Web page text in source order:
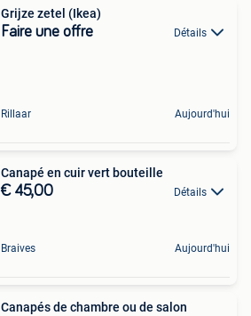
Grijze zetel (Ikea)
Faire une offre Détails
Rillaar Aujourd'hui
Canapé en cuir vert bouteille
€ 45,00 Détails
Braives Aujourd'hui
Canapés de chambre ou de salon